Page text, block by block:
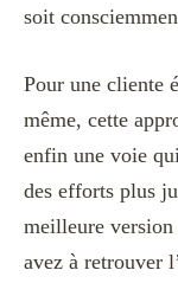
soit
Pour une cliente
même, cette
enfin une voie
des efforts plus
meilleure
avez à retrouver